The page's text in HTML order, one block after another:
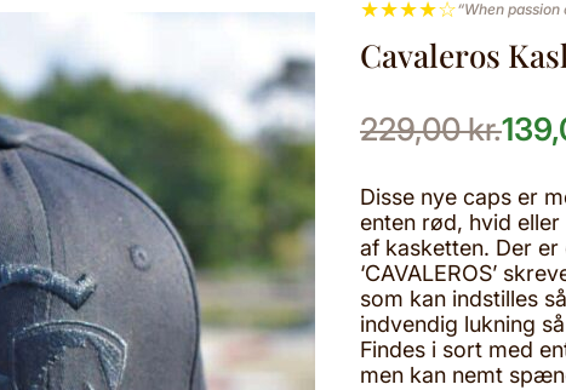
★★★★☆“When
Cavaleros
229,00kr.
Den
pris
var:
229,00 kr..
Den
pris
er:
139,00 kr..
Disse nye caps er
enten rød, hvid
af kasketten. Der
‘CAVALEROS’
som kan indstilles
indvendig lukning
Findes i sort med
men kan nemt